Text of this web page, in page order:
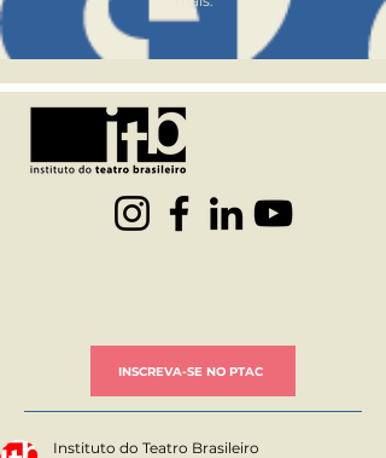
INSCREVA-SE NO PTAC
Instituto do Teatro Brasileiro